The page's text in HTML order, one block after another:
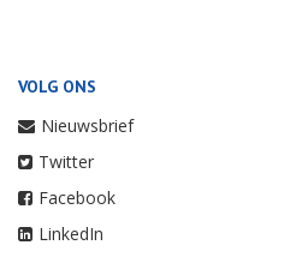
VOLG ONS
Nieuwsbrief
Twitter
Facebook
LinkedIn